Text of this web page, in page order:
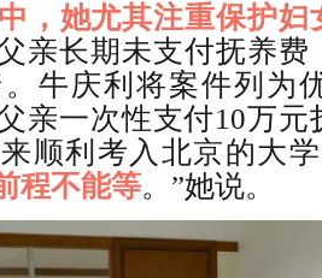
，她尤其注重保护妇
亲长期未支付抚养费
牛庆利将案件列为
亲一次性支付10万元
顺利考入北京的大
程不能等。”她说。